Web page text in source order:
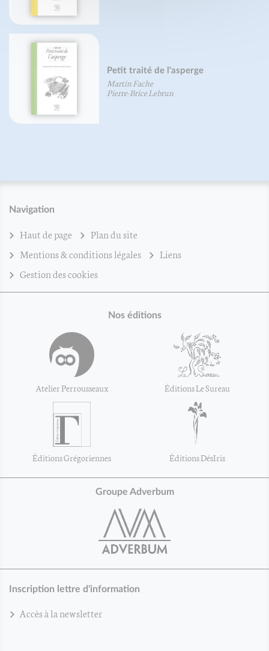
Petit traité de l'asperge
Martin Fache
Pierre-Brice Lebrun
Navigation
Haut de page
Plan du site
Mentions & conditions légales
Liens
Gestion des cookies
Nos éditions
Atelier Perrousseaux Éditions Le Sureau
Éditions Grégoriennes Éditions DésIris
Groupe Adverbum
Inscription lettre d'information
Accès à la newsletter